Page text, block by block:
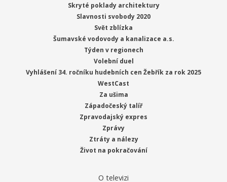
Skryté poklady architektury
Slavnosti svobody 2020
Svět zblízka
Šumavské vodovody a kanalizace a.s.
Týden v regionech
Volební duel
Vyhlášení 34. ročníku hudebních cen Žebřík za rok 2025
WestCast
Za ušima
Západočeský talíř
Zpravodajský expres
Zprávy
Ztráty a nálezy
Život na pokračování
O televizi